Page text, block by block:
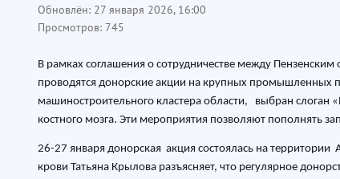
Обновлён: 27 января 2026, 16:00
Просмотров: 745
В рамках соглашения о сотрудничестве между
проводятся донорские акции на крупных промышленных
машиностроительного кластера области, выбран слоган
костного мозга. Эти мероприятия позволяют пополнять
26-27 января донорская акция состоялась на
крови Татьяна Крылова разъясняет, что регулярное